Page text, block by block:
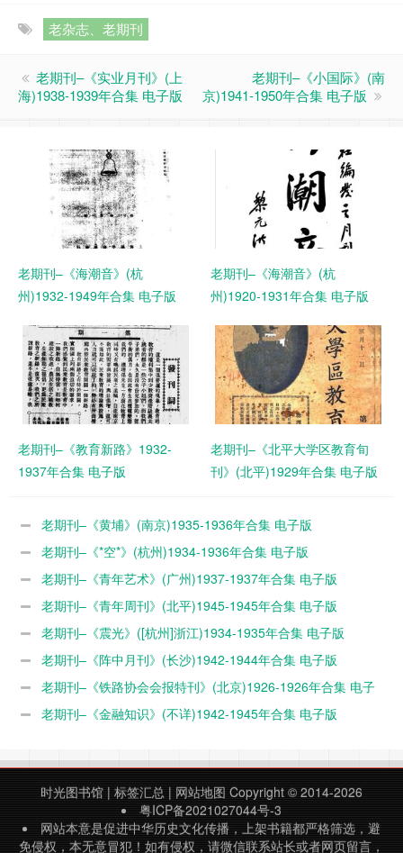
老杂志、老期刊
老期刊–《实业月刊》(上
海)1938-1939年合集 电子版
老期刊–《小国际》(南
京)1941-1950年合集 电子版
老期刊–《海潮音》(杭
州)1932-1949年合集 电子版
老期刊–《海潮音》(杭
州)1920-1931年合集 电子版
老期刊–《教育新路》1932-
1937年合集 电子版
老期刊–《北平大学区教育旬
刊》(北平)1929年合集 电子版
老期刊–《黄埔》(南京)1935-1936年合集 电子版
老期刊–《*空*》(杭州)1934-1936年合集 电子版
老期刊–《青年艺术》(广州)1937-1937年合集 电子版
老期刊–《青年周刊》(北平)1945-1945年合集 电子版
老期刊–《震光》([杭州]浙江)1934-1935年合集 电子版
老期刊–《阵中月刊》(长沙)1942-1944年合集 电子版
老期刊–《铁路协会会报特刊》(北京)1926-1926年合集 电子
版 老期刊–《金融知识》(不详)1942-1945年合集 电子版
时光图书馆 | 标签汇总 | 网站地图 Copyright © 2014-2026
粤ICP备2021027044号-3
网站本意是促进中华历史文化传播，上架书籍都严格筛选，避
免侵权，本无意冒犯！如有侵权，请微信联系站长或者网页留言，